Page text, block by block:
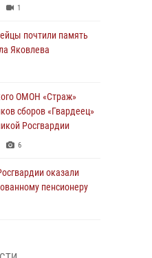
1
почтили память
Яковлева
ОМОН «Страж»
сборов «Гвардеец»
Росгвардии
6
оказали
пенсионеру